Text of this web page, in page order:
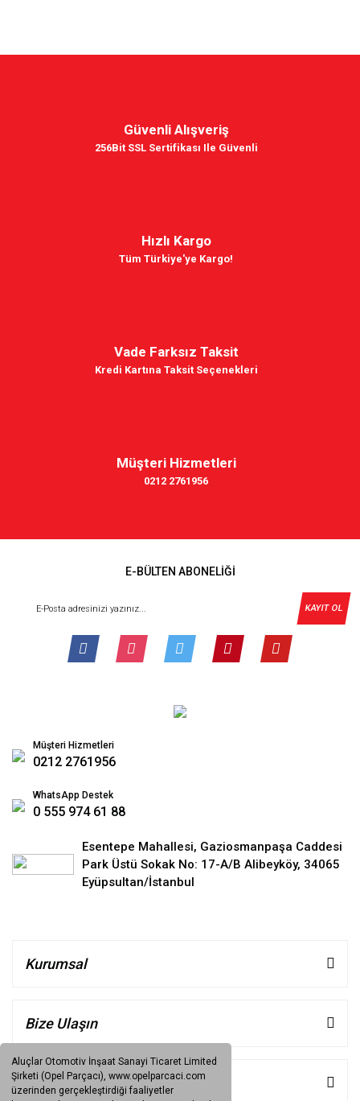
Aluçlar Otomotiv İnşaat Sanayi Ticaret Limited
Şirketi (Opel Parçacı), www.opelparcaci.com
üzerinden gerçekleştirdiği faaliyetler
Güvenli Alışveriş
256Bit SSL Sertifikası Ile Güvenli
Hızlı Kargo
Tüm Türkiye'ye Kargo!
Vade Farksız Taksit
Kredi Kartına Taksit Seçenekleri
Müşteri Hizmetleri
0212 2761956
E-BÜLTEN ABONELİĞİ
KAYIT OL
Müşteri Hizmetleri
0212 2761956
WhatsApp Destek
0 555 974 61 88
Esentepe Mahallesi, Gaziosmanpaşa Caddesi
Park Üstü Sokak No: 17-A/B Alibeyköy, 34065
Eyüpsultan/İstanbul
Kurumsal
Bize Ulaşın
Müşteri Hizmetleri